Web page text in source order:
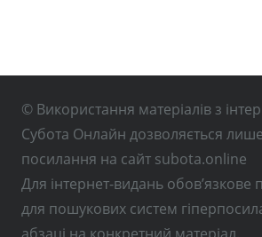
© Використання матеріалів з
Субота Онлайн дозволяється
посилання на сайт subota.online
Для інтернет-видань обов’язкове
для пошукових систем